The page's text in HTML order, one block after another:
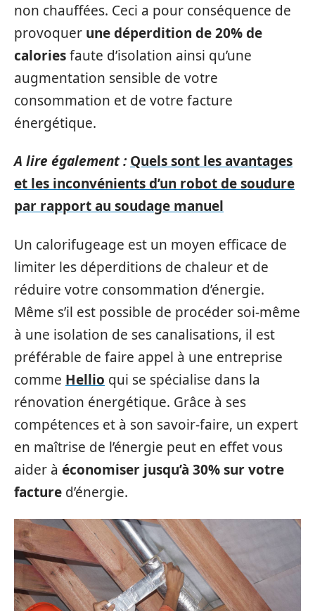
non chauffées. Ceci a pour conséquence de
provoquer une déperdition de 20% de
caloriesfaute d’isolation ainsi qu’une
augmentation sensible de votre
consommation et de votre facture
énergétique.
A lire également : Quels sont les avantages
et les inconvénients d’un robot de soudure
par rapport au soudage manuel
Un calorifugeage est un moyen efficace de
limiter les déperditions de chaleur et de
réduire votre consommation d’énergie.
Même s’il est possible de procéder soi-même
à une isolation de ses canalisations, il est
préférable de faire appel à une entreprise
comme Hellio qui se spécialise dans la
rénovation énergétique. Grâce à ses
compétences et à son savoir-faire, un expert
en maîtrise de l’énergie peut en effet vous
aider à économiser jusqu’à 30% sur votre
facture d’énergie.